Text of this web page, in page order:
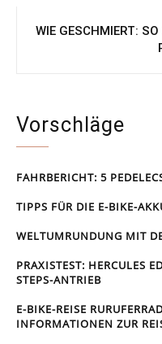
WIE GESCHMIERT:
Vorschläge
FAHRBERICHT: 5
TIPPS FÜR DIE E-BIKE-
WELTUMRUNDUNG MIT
PRAXISTEST: HERCULES
STEPS-ANTRIEB
E-BIKE-REISE
INFORMATIONEN ZUR